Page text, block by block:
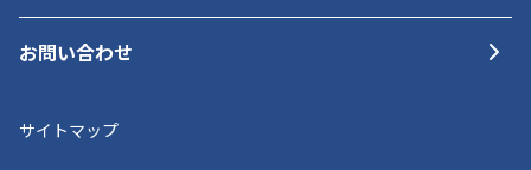
お問い合わせ
サイトマップ